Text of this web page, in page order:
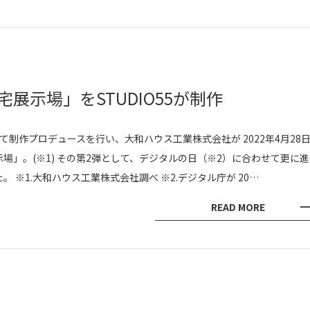
展示場」をSTUDIO55が制作
作プロデュースを行い、大和ハウス工業株式会社が 2022年4月28
」。(※1) その第2弾として、デジタルの日（※2）に合わせて更に
。 ※1.大和ハウス工業株式会社調べ ※2.デジタル庁が 20…
READ MORE